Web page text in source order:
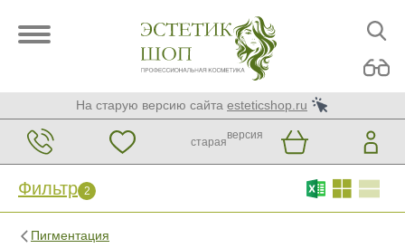
На старую версию сайта esteticshop.ru
старая
версия
Фильтр 2
Пигментация
Фильтр 2 Сброс